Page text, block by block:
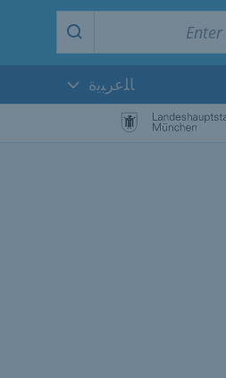
search
اللغة الحالية:
ﺎﻠﻋﺮﺒﻳﺓ